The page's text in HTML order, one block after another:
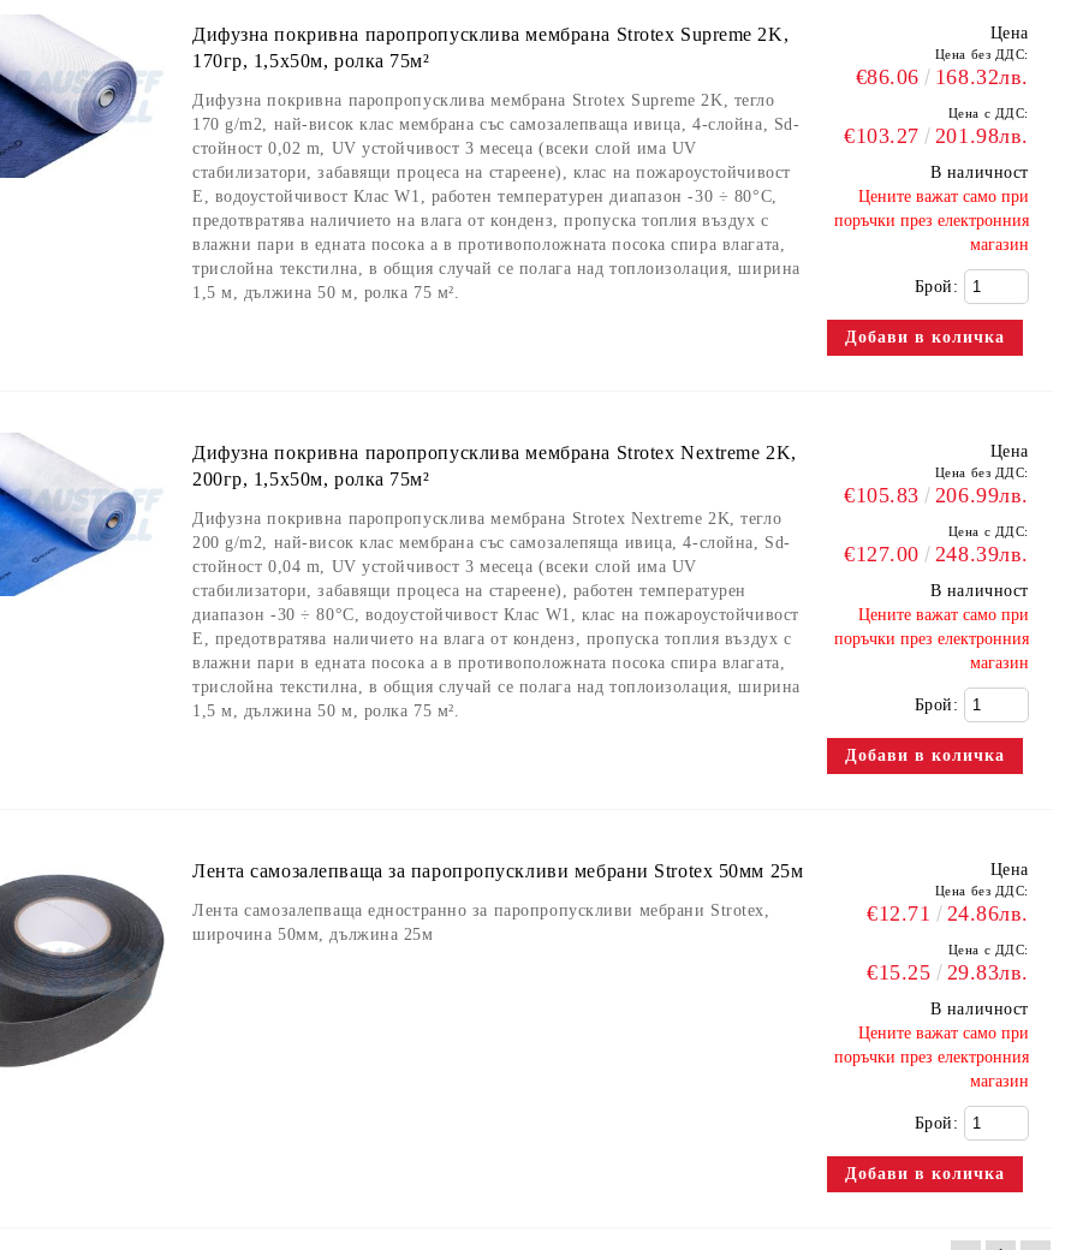
Дифузна покривна паропропусклива мембрана Strotex Supreme 2K,
170гр, 1,5х50м, ролка 75м²
Дифузна покривна паропропусклива мембрана Strotex Supreme 2K, тегло
170 g/m2, най-висок клас мембрана със самозалепваща ивица, 4-слойна, Sd-
стойност 0,02 m, UV устойчивост 3 месеца (всеки слой има UV
стабилизатори, забавящи процеса на стареене), клас на пожароустойчивост
E, водоустойчивост Клас W1, работен температурен диапазон -30 ÷ 80°C,
предотвратява наличието на влага от конденз, пропуска топлия въздух с
влажни пари в едната посока а в противоположната посока спира влагата,
трислойна текстилна, в общия случай се полага над топлоизолация, ширина
1,5 м, дължина 50 м, ролка 75 м².
Цена
Цена без ДДС:
€86.06 168.32лв.
Цена с ДДС:
€103.27 201.98лв.
В наличност
​Цените важат само при
поръчки през електронния
магазин
Брой:
Дифузна покривна паропропусклива мембрана Strotex Nextreme 2K,
200гр, 1,5х50м, ролка 75м²
Дифузна покривна паропропусклива мембрана Strotex Nextreme 2K, тегло
200 g/m2, най-висок клас мембрана със самозалепяща ивица, 4-слойна, Sd-
стойност 0,04 m, UV устойчивост 3 месеца (всеки слой има UV
стабилизатори, забавящи процеса на стареене), работен температурен
диапазон -30 ÷ 80°C, водоустойчивост Клас W1, клас на пожароустойчивост
E, предотвратява наличието на влага от конденз, пропуска топлия въздух с
влажни пари в едната посока а в противоположната посока спира влагата,
трислойна текстилна, в общия случай се полага над топлоизолация, ширина
1,5 м, дължина 50 м, ролка 75 м².
Цена
Цена без ДДС:
€105.83 206.99лв.
Цена с ДДС:
€127.00 248.39лв.
В наличност
​Цените важат само при
поръчки през електронния
магазин
Брой:
Лента самозалепващa за паропропускливи мебрани Strotex 50мм 25м
Лента самозалепващa едностранно за паропропускливи мебрани Strotex,
широчина 50мм, дължина 25м
Цена
Цена без ДДС:
€12.71 24.86лв.
Цена с ДДС:
€15.25 29.83лв.
В наличност
​Цените важат само при
поръчки през електронния
магазин
Брой: